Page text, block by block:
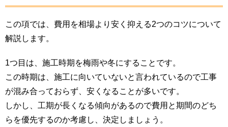
この項では、費用を相場より安く抑える2つのコツについて
解説します。
1つ目は、施工時期を梅雨や冬にすることです。
この時期は、施工に向いていないと言われているので工事
が混み合っておらず、安くなることが多いです。
しかし、工期が長くなる傾向があるので費用と期間のどち
らを優先するのか考慮し、決定しましょう。